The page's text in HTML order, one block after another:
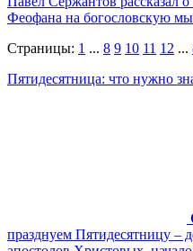
Феофана на богословскую
Страницы: 1 ... 8 9 10 11 12 ...
Пятидесятница: что нужно
празднуем Пятидесятницу –